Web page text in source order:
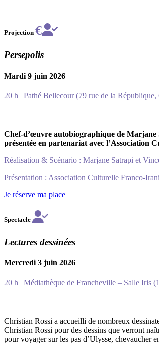
Projection €
Persepolis
Mardi 9 juin 2026
20 h | Pathé Bellecour (79 rue de la
Chef-d’œuvre autobiographique de Marjane
présentée en partenariat avec l’Association
Réalisation & Scénario : Marjane Satrapi et
Présentation : Association Culturelle Franco-
Je réserve ma place
Spectacle
Lectures dessinées
Mercredi 3 juin 2026
20 h | Médiathèque de Francheville – Salle Iris
Christian Rossi a accueilli de nombreux
Christian Rossi pour des dessins que verront
pour voyager sur les pas d’Ulysse, chevaucher